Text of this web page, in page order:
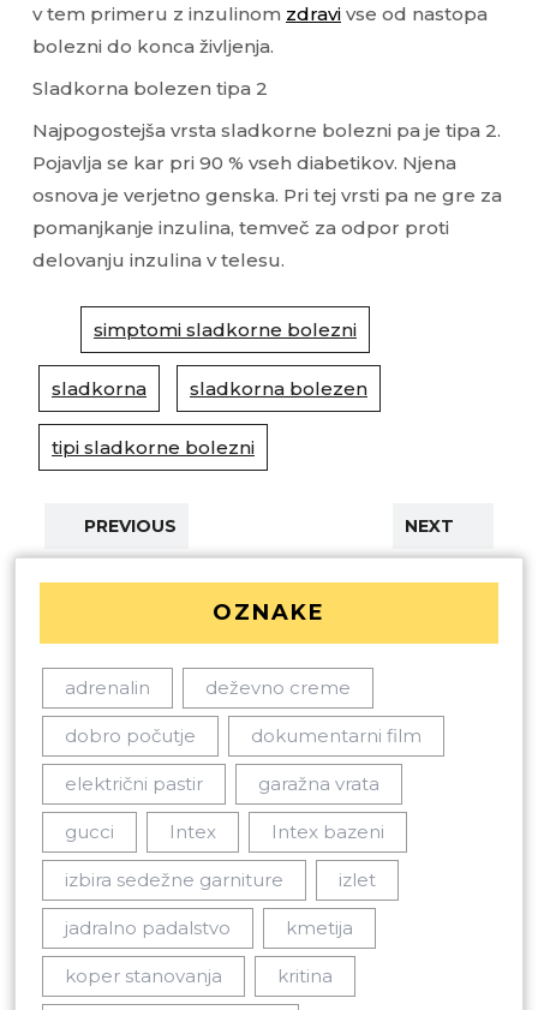
v tem primeru z inzulinom zdravi vse od nastopa
bolezni do konca življenja.
Sladkorna bolezen tipa 2
Najpogostejša vrsta sladkorne bolezni pa je tipa 2.
Pojavlja se kar pri 90 % vseh diabetikov. Njena
osnova je verjetno genska. Pri tej vrsti pa ne gre za
pomanjkanje inzulina, temveč za odpor proti
delovanju inzulina v telesu.
simptomi sladkorne bolezni
sladkorna sladkorna bolezen
tipi sladkorne bolezni
PREVIOUS NEXT
OZNAKE
adrenalin deževno creme
dobro počutje dokumentarni film
električni pastir garažna vrata
gucci Intex Intex bazeni
izbira sedežne garniture izlet
jadralno padalstvo kmetija
koper stanovanja kritina